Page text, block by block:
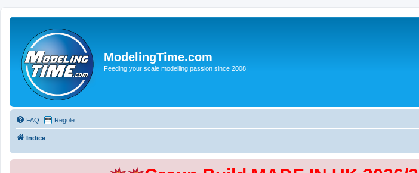
ModelingTime.com
Feeding your scale modelling passion since 2008!
FAQ Regole
Indice